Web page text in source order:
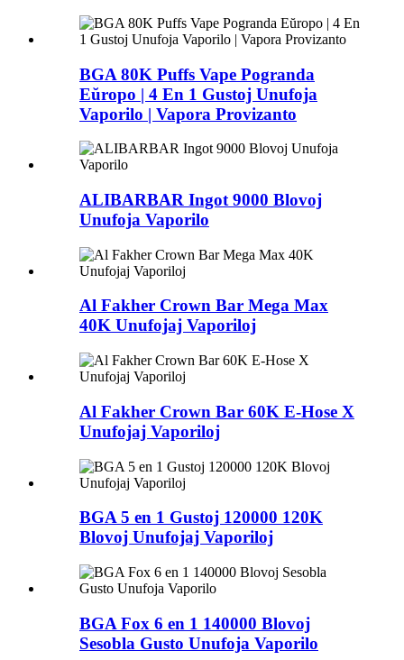
BGA 80K Puffs Vape Pogranda
Eŭropo | 4 En 1 Gustoj Unufoja
Vaporilo | Vapora Provizanto
ALIBARBAR Ingot 9000 Blovoj
Unufoja Vaporilo
Al Fakher Crown Bar Mega Max
40K Unufojaj Vaporiloj
Al Fakher Crown Bar 60K E-Hose X
Unufojaj Vaporiloj
BGA 5 en 1 Gustoj 120000 120K
Blovoj Unufojaj Vaporiloj
BGA Fox 6 en 1 140000 Blovoj
Sesobla Gusto Unufoja Vaporilo